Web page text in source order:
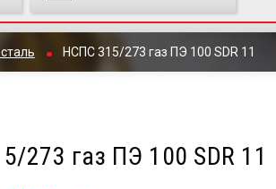
НСПС 315/273 газ ПЭ 100 SDR 11
273 газ ПЭ 100 SDR 11